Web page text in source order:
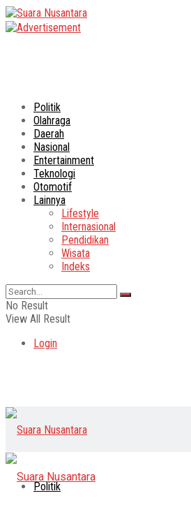
Politik
Olahraga
Daerah
Nasional
Entertainment
Teknologi
Otomotif
Lainnya
Lifestyle
Internasional
Pendidikan
Wisata
Indeks
No Result
View All Result
Login
Politik